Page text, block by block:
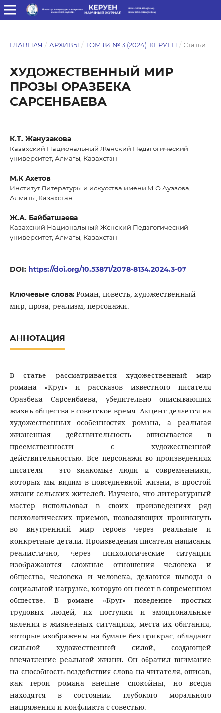
ГЛАВНАЯ / АРХИВЫ / ТОМ 84 № 3 (2024): КЕРУЕН / Статьи
ХУДОЖЕСТВЕННЫЙ МИР
ПРОЗЫ ОРАЗБЕКА
САРСЕНБАЕВА
К.Т. Жанузакова
Казахский Национальный Женский Педагогический
университет, Алматы, Казахстан
М.К Ахетов
Институт Литературы и искусства имени М.О.Ауэзова,
Алматы, Казахстан
Ж.А. Байбатшаева
Казахский Национальный Женский Педагогический
университет, Алматы, Казахстан
DOI: https://doi.org/10.53871/2078-8134.2024.3-07
Ключевые слова: Роман, повесть, художественный
мир, проза, реализм, персонажи.
АННОТАЦИЯ
В статье рассматривается художественный мир
романа «Круг» и рассказов известного писателя
Оразбека Сарсенбаева, убедительно описывающих
жизнь общества в советское время. Акцент делается на
художественных особенностях романа, а реальная
жизненная действительность описывается в
преемственности с художественной
действительностью. Все персонажи во произведениях
писателя – это знакомые люди и современники,
которых мы видим в повседневной жизни, в простой
жизни сельских жителей. Изучено, что литературный
мастер использовал в своих произведениях ряд
психологических приемов, позволяющих проникнуть
во внутренний мир героев через реальные и
конкретные детали. Произведения писателя написаны
реалистично, через психологические ситуации
изображаются сложные отношения человека и
общества, человека и человека, делаются выводы о
социальной нагрузке, которую он несет в современном
обществе. В романе «Круг» поведение простых
трудовых людей, их поступки и эмоциональные
явления в жизненных ситуациях, места их обитания,
которые изображены на бумаге без прикрас, обладают
сильной художественной силой, создающей
впечатление реальной жизни. Он обратил внимание
на способность воздействия слова на читателя, описав,
как герои романа внешне спокойны, но всегда
находятся в состоянии глубокого морального
напряжения и конфликта с совестью.